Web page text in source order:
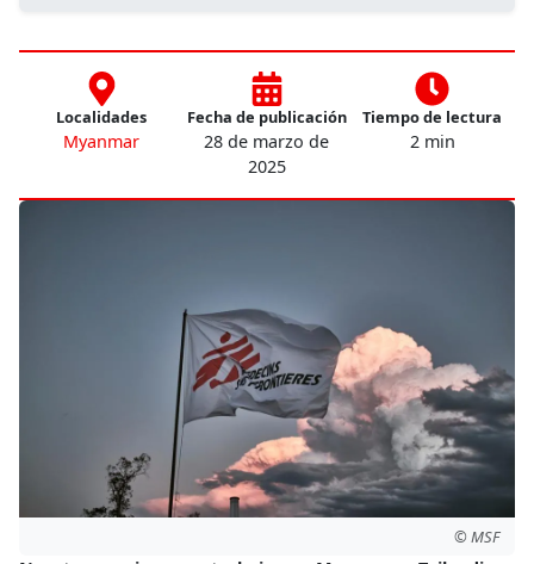
Localidades
Myanmar
Fecha de publicación
28 de marzo de
2025
Tiempo de lectura
2 min
© MSF